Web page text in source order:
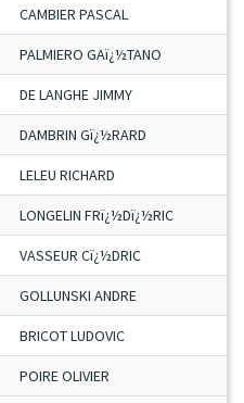
CAMBIER PASCAL
PALMIERO GAï¿½TANO
DE LANGHE JIMMY
DAMBRIN Gï¿½RARD
LELEU RICHARD
LONGELIN FRï¿½Dï¿½RIC
VASSEUR Cï¿½DRIC
GOLLUNSKI ANDRE
BRICOT LUDOVIC
POIRE OLIVIER